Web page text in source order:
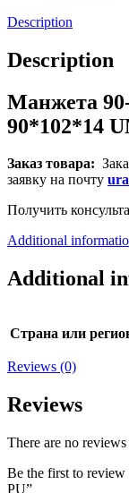
Description
Description
Манжета
90*102*14
Заказ товара:
заявку на почту
Получить
Additional
Additional
Страна или
Reviews (0)
Reviews
There are no reviews
Be the first to
PU”